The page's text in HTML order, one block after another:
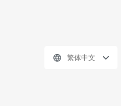
繁体中文